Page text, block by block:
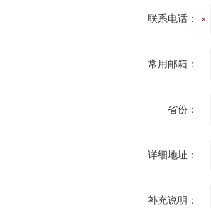
联系电话：
常用邮箱：
省份：
详细地址：
补充说明：